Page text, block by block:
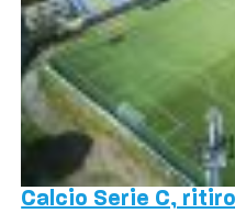
Calcio Serie C,